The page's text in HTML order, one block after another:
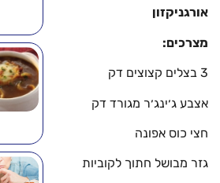
אורגניקזון
מצרכים:
3 בצלים קצוצים דק
אצבע ג׳ינג׳ר מגורד דק
חצי כוס אפונה
גזר מבושל חתוך לקוביות